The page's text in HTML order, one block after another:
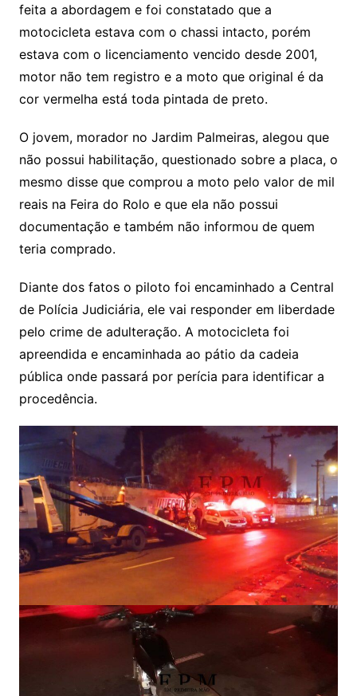
feita a abordagem e foi constatado que a
motocicleta estava com o chassi intacto, porém
estava com o licenciamento vencido desde 2001,
motor não tem registro e a moto que original é da
cor vermelha está toda pintada de preto.
O jovem, morador no Jardim Palmeiras, alegou que
não possui habilitação, questionado sobre a placa, o
mesmo disse que comprou a moto pelo valor de mil
reais na Feira do Rolo e que ela não possui
documentação e também não informou de quem
teria comprado.
Diante dos fatos o piloto foi encaminhado a Central
de Polícia Judiciária, ele vai responder em liberdade
pelo crime de adulteração. A motocicleta foi
apreendida e encaminhada ao pátio da cadeia
pública onde passará por perícia para identificar a
procedência.